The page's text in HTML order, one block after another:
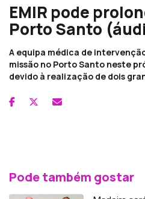
EMIR pode
Porto Santo
A equipa médica de
missão no Porto Santo neste
devido à realização de dois
Pode também gostar